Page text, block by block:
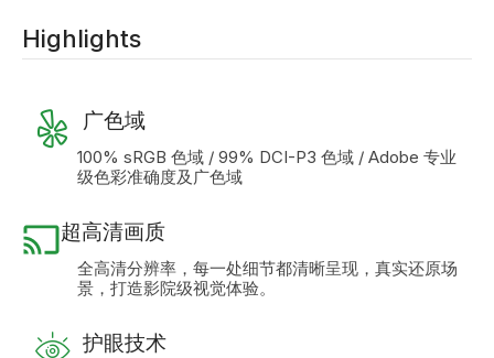
Highlights
广色域
100% sRGB 色域 / 99% DCI-P3 色域 / Adobe 专业
级色彩准确度及广色域
超高清画质
全高清分辨率，每一处细节都清晰呈现，真实还原场
景，打造影院级视觉体验。
护眼技术